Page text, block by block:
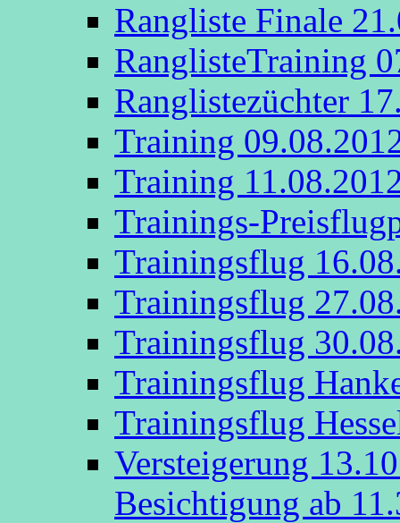
Rangliste Finale
RanglisteTraining
Ranglistezüchter
Training
Training
Trainings-
Trainingsflug
Trainingsflug
Trainingsflug
Trainingsflug
Trainingsflug
Versteigerung
Besichtigung ab